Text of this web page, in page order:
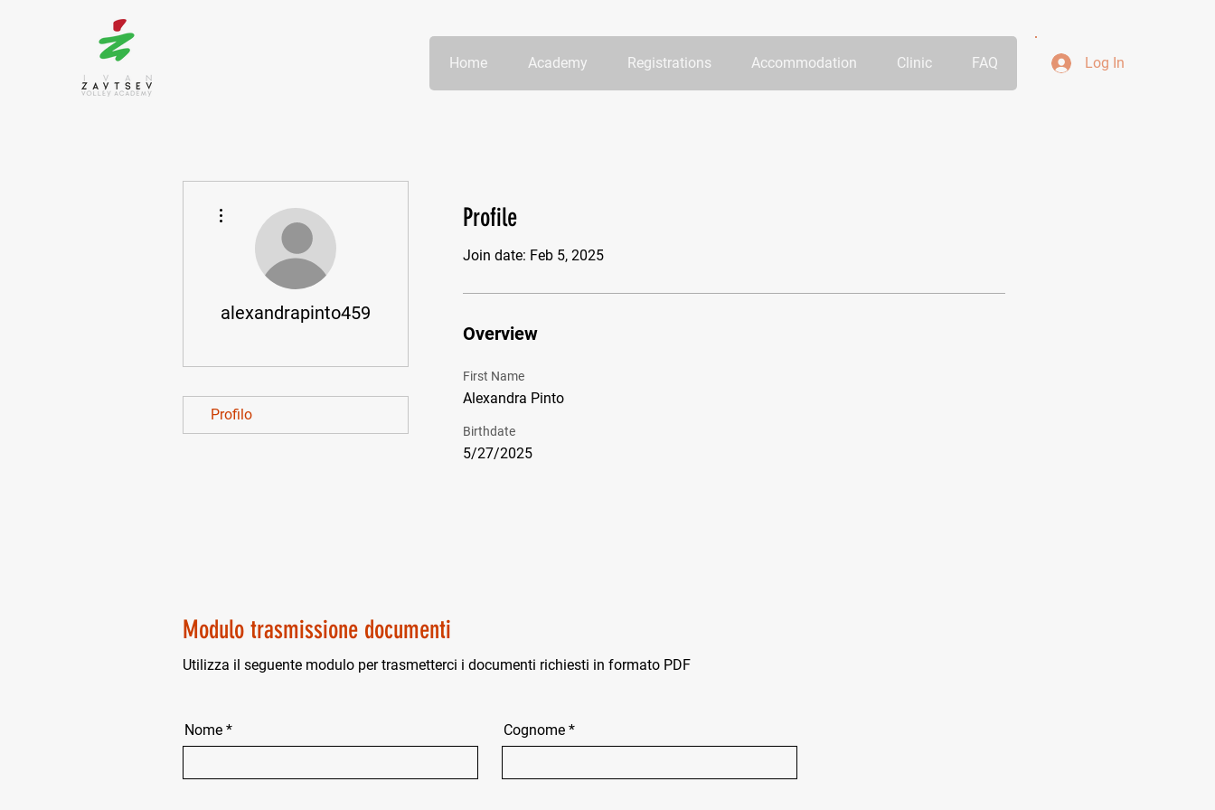
Home Academy Registrations Accommodation Clinic FAQ Log In
Profile
Join date: Feb 5, 2025
Overview
First Name
Alexandra Pinto
Birthdate
5/27/2025
Modulo trasmissione documenti
Utilizza il seguente modulo per trasmetterci i documenti richiesti in formato PDF
Nome Cognome
alexandrapinto459
Profilo